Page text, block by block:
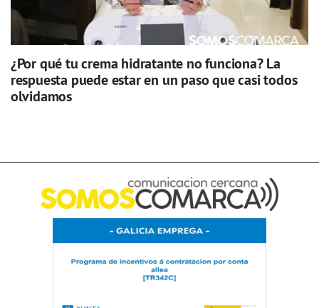
¿Por qué tu crema hidratante no funciona? La
respuesta puede estar en un paso que casi todos
olvidamos